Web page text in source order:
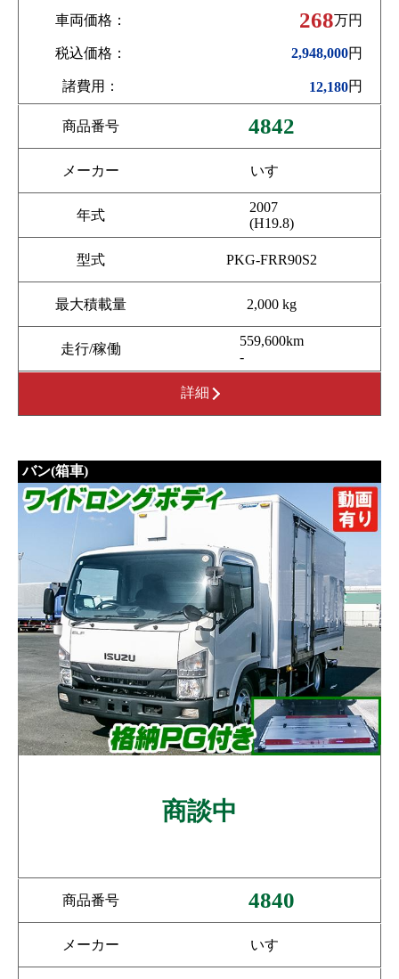
車両価格： 268万円
税込価格： 2,948,000円
諸費用： 12,180円
商品番号 4842
メーカー いすゞ
年式
2007
(H19.8)
型式 PKG-FRR90S2
最大積載量 2,000 kg
走行/稼働
559,600km
-
詳細
バン(箱車)
商談中
商品番号 4840
メーカー いすゞ